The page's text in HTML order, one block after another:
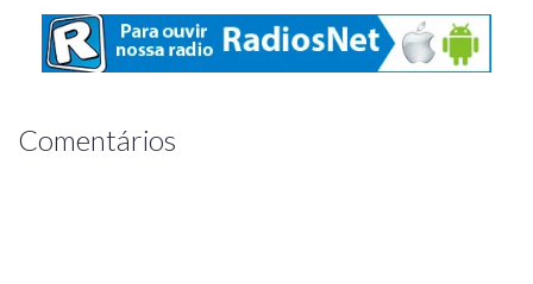
Comentários